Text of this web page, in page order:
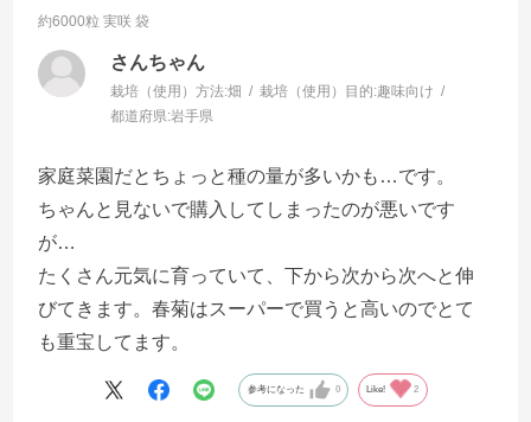
約6000粒 実咲 袋
さんちゃん
栽培（使用）方法:畑 栽培（使用）目的:趣味向け
都道府県:岩手県
家庭菜園だとちょっと種の量が多いかも…です。
ちゃんと見ないで購入してしまったのが悪いです
が…
たくさん元気に育っていて、下から次から次へと伸
びてきます。春菊はスーパーで買うと高いのでとて
も重宝してます。
参考になった 0 Like! 2